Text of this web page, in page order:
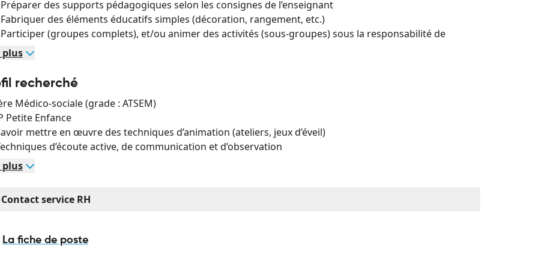
des supports pédagogiques selon les consignes de l’enseignant
des éléments éducatifs simples (décoration, rangement, etc.)
(groupes complets), et/ou animer des activités (sous-groupes) sous la responsabilité de
pendant le temps périscolaire :
les enfants lors des garderies du matin, du soir, du temps du repas et des ateliers
l’animation durant les temps de garderie
le service à table des enfants
et accompagner l’intervenant animant les ateliers périscolaires
à l’organisation matérielle et au rangement des ateliers
les enfants dans les classes après les ateliers
à l’enfant dans l’acquisition de l’autonomie :
des attitudes éducatives
en œuvre des règles de sécurité et d’hygiène :
plus
recherché
Médico-sociale (grade : ATSEM)
Petite Enfance
mettre en œuvre des techniques d’animation (ateliers, jeux d’éveil)
d’écoute active, de communication et d’observation
plus
Contact service RH
La fiche de poste